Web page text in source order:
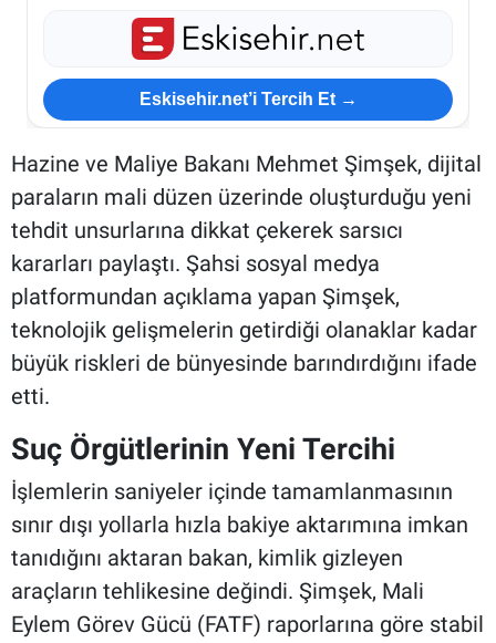
Eskisehir.net’i Tercih Et →
Hazine ve Maliye Bakanı Mehmet Şimşek, dijital
paraların mali düzen üzerinde oluşturduğu yeni
tehdit unsurlarına dikkat çekerek sarsıcı
kararları paylaştı. Şahsi sosyal medya
platformundan açıklama yapan Şimşek,
teknolojik gelişmelerin getirdiği olanaklar kadar
büyük riskleri de bünyesinde barındırdığını ifade
etti.
Suç Örgütlerinin Yeni Tercihi
İşlemlerin saniyeler içinde tamamlanmasının
sınır dışı yollarla hızla bakiye aktarımına imkan
tanıdığını aktaran bakan, kimlik gizleyen
araçların tehlikesine değindi. Şimşek, Mali
Eylem Görev Gücü (FATF) raporlarına göre stabil